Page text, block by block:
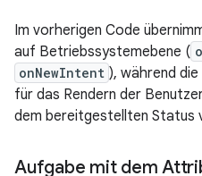
Im vorherigen Code
auf Betriebssystemebene (
onNewIntent ), während die
für das Rendern der
dem bereitgestellten Status
Aufgabe mit dem